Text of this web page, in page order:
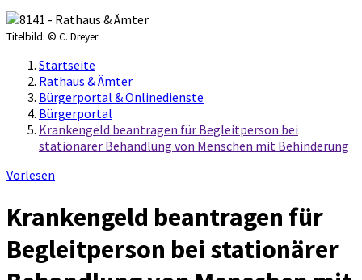
Titelbild: © C. Dreyer
Startseite
Rathaus & Ämter
Bürgerportal & Onlinedienste
Bürgerportal
Krankengeld beantragen für Begleitperson bei
stationärer Behandlung von Menschen mit Behinderung
Vorlesen
Krankengeld beantragen für
Begleitperson bei stationärer